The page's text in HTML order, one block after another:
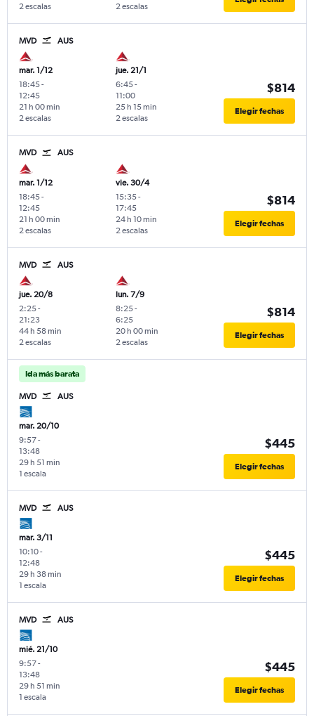
2 escalas
2 escalas
MVD AUS
mar. 1/12
18:45-
12:45
2 escalas
21 h 00 min
jue. 21/1
6:45-
11:00
2 escalas
25 h 15 min
$814
Elegir fechas
MVD AUS
mar. 1/12
18:45-
12:45
2 escalas
21 h 00 min
vie. 30/4
15:35-
17:45
2 escalas
24 h 10 min
$814
Elegir fechas
MVD AUS
jue. 20/8
2:25-
21:23
2 escalas
44 h 58 min
lun. 7/9
8:25-
6:25
2 escalas
20 h 00 min
$814
Elegir fechas
Ida más barata
MVD AUS
mar. 20/10
9:57-
13:48
1 escala
29 h 51 min
$445
Elegir fechas
MVD AUS
mar. 3/11
10:10-
12:48
1 escala
29 h 38 min
$445
Elegir fechas
MVD AUS
mié. 21/10
9:57-
13:48
1 escala
29 h 51 min
$445
Elegir fechas